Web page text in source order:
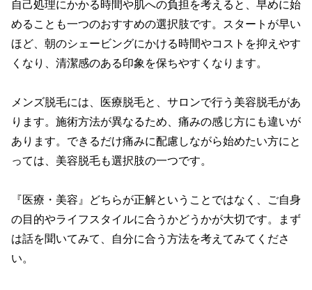
自己処理にかかる時間や肌への負担を考えると、早めに始
めることも一つのおすすめの選択肢です。スタートが早い
ほど、朝のシェービングにかける時間やコストを抑えやす
くなり、清潔感のある印象を保ちやすくなります。
メンズ脱毛には、医療脱毛と、サロンで行う美容脱毛があ
ります。施術方法が異なるため、痛みの感じ方にも違いが
あります。できるだけ痛みに配慮しながら始めたい方にと
っては、美容脱毛も選択肢の一つです。
『医療・美容』どちらが正解ということではなく、ご自身
の目的やライフスタイルに合うかどうかが大切です。まず
は話を聞いてみて、自分に合う方法を考えてみてくださ
い。